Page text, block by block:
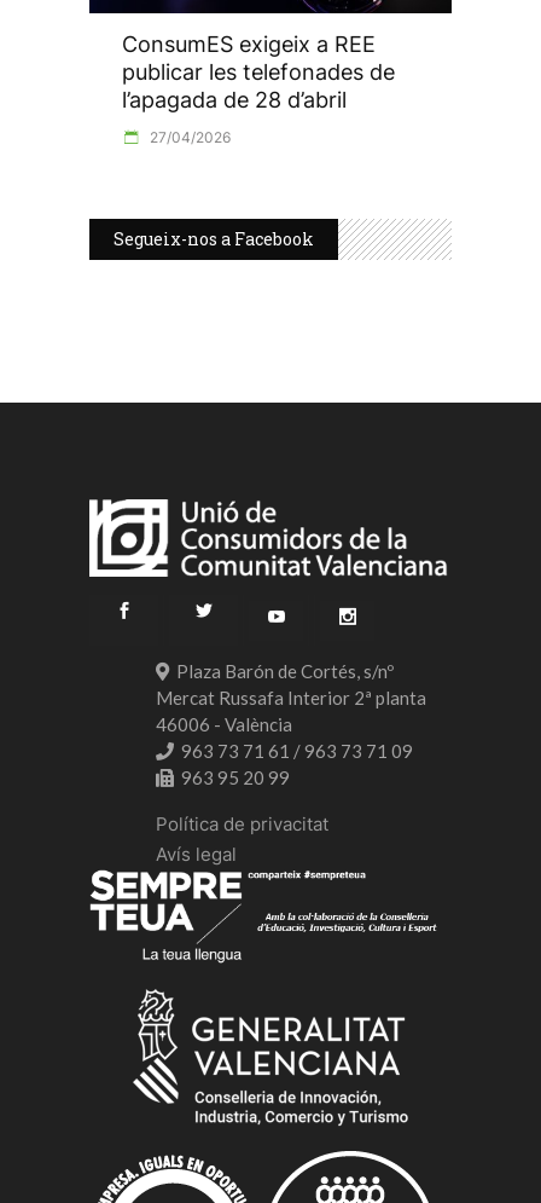
ConsumES exigeix a REE
publicar les telefonades de
l’apagada de 28 d’abril
27/04/2026
Segueix-nos a Facebook
Plaza Barón de Cortés, s/nº
Mercat Russafa Interior 2ª planta
46006 - València
963 73 71 61 / 963 73 71 09
963 95 20 99
Política de privacitat
Avís legal